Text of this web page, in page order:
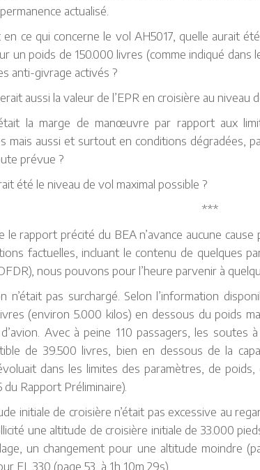
actualisé.
ce qui concerne le vol AH5017, quelle aurait
un poids de 150.000 livres (comme indiqué dans
anti-givrage activés ?
aussi la valeur de l’EPR en croisière au niveau
la marge de manœuvre par rapport aux
mais aussi et surtout en conditions dégradées,
prévue ?
été le niveau de vol maximal possible ?
***
le rapport précité du BEA n’avance aucune
factuelles, incluant le contenu de quelques
nous pouvons pour l’heure parvenir à
n’était pas surchargé. Selon l’information
(environ 5.000 kilos) en dessous du poids
Avec à peine 110 passagers, les soutes
de 39.500 livres, bien en dessous de la
dans les limites des paramètres, de
du Rapport Préliminaire).
initiale de croisière n’était pas excessive au
une altitude de croisière initiale de 33.000
un changement pour une altitude moindre
FL 330 (page 53, à 1h 10m 29s).